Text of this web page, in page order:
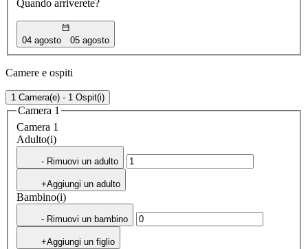
Quando arriverete?
04 agosto 05 agosto
Camere e ospiti
1 Camera(e) - 1 Ospit(i)
Camera 1
Camera 1
Adulto(i)
- Rimuovi un adulto
+Aggiungi un adulto
Bambino(i)
- Rimuovi un bambino
+Aggiungi un figlio